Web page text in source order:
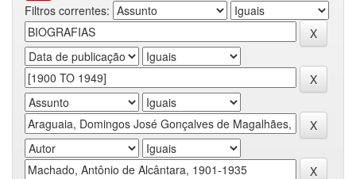
Filtros correntes: